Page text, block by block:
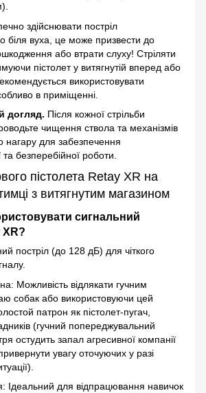
здійснювати постріл
біля вуха, це може призвести до
або втрати слуху! Стріляти
пістолет у витягнутій вперед або
використовувати
в приміщенні.
догляд. Після кожної стрільби
чищення ствола та механізмів
нагару для забезпечення
та безперебійної роботи.
сигнальний
XR?
постріл (до 128 дБ) для чіткого
Можливість відлякати гучним
собак або використовуючи цей
патрон як пістолет-пугач,
(гучний попереджувальний
остудить запал агресивної компанії
увагу оточуючих у разі
Ідеальний для відпрацювання навичок